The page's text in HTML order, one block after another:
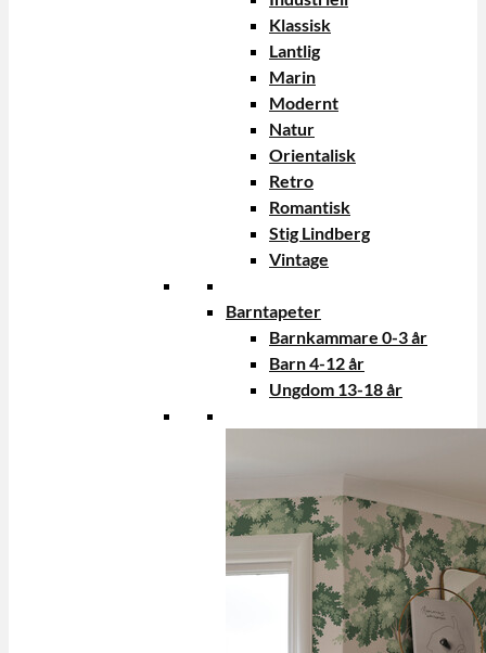
Klassisk
Lantlig
Marin
Modernt
Natur
Orientalisk
Retro
Romantisk
Stig Lindberg
Vintage
Barntapeter
Barnkammare 0-3 år
Barn 4-12 år
Ungdom 13-18 år